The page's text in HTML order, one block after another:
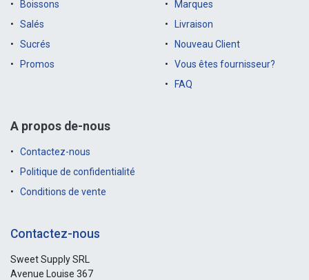
Boissons
Salés
Sucrés
Promos
Marques
Livraison
Nouveau Client
Vous êtes fournisseur?
FAQ
A propos de-nous
Contactez-nous
Politique de confidentialité
Conditions de vente
Contactez-nous
Sweet Supply SRL
Avenue Louise 367